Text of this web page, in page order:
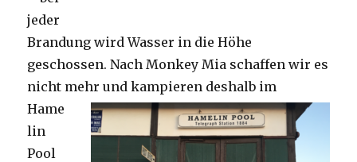
jeder
Brandung wird Wasser in die Höhe
geschossen. Nach Monkey Mia schaffen wir es
nicht mehr und kampieren deshalb im
Hame
lin
Pool